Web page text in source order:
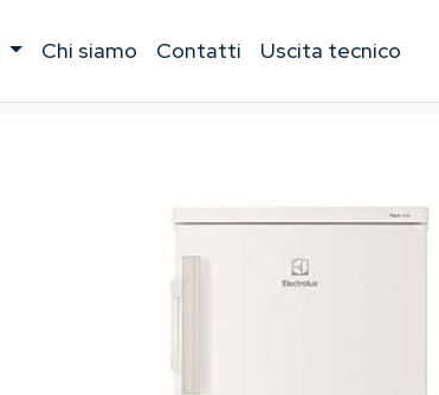
chi siamo contatti uscita tecnico